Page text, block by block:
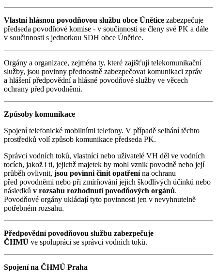
Vlastní hlásnou povodňovou službu obce Únětice zabezpečuje
předseda povodňové komise - v součinnosti se členy své PK a dále
v součinnosti s jednotkou SDH obce Únětice.
Orgány a organizace, zejména ty, které zajišťují telekomunikační
služby, jsou povinny přednostně zabezpečovat komunikaci zpráv
a hlášení předpovědní a hlásné povodňové služby ve věcech
ochrany před povodněmi.
Způsoby komunikace
Spojení telefonické mobilními telefony. V případě selhání těchto
prostředků volí způsob komunikace předseda PK.
Správci vodních toků, vlastníci nebo uživatelé VH děl ve vodních
tocích, jakož i ti, jejichž majetek by mohl vznik povodně nebo její
průběh ovlivnit, jsou povinni činit opatřenína ochranu
před povodněmi nebo při zmírňování jejich škodlivých účinků nebo
následků v rozsahu rozhodnutí povodňových orgánů.
Povodňové orgány ukládají tyto povinnosti jen v nevyhnutelně
potřebném rozsahu.
Předpovědní povodňovou službu zabezpečuje
ČHMÚ ve spolupráci se správci vodních toků.
Spojení na ČHMÚ Praha